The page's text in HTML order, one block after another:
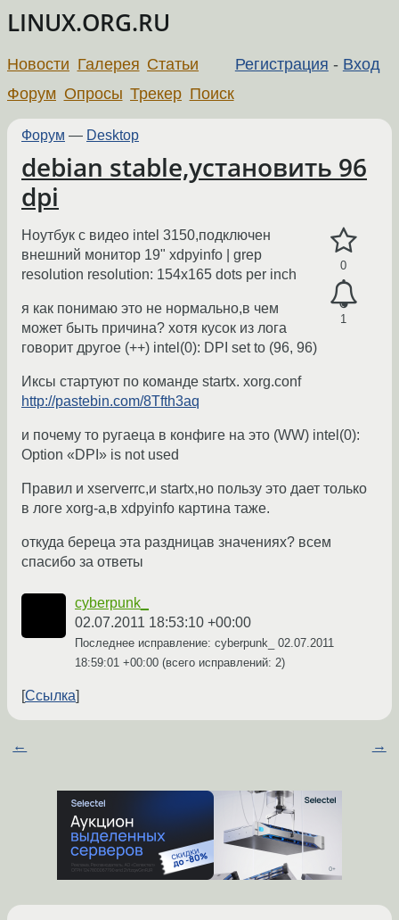
LINUX.ORG.RU
Регистрация - Вход
Новости Галерея Статьи
Форум Опросы Трекер Поиск
Форум — Desktop
debian stable,установить 96
dpi
0
1
Ноутбук с видео intel 3150,подключен
внешний монитор 19" xdpyinfo | grep
resolution resolution: 154x165 dots per inch
я как понимаю это не нормально,в чем
может быть причина? хотя кусок из лога
говорит другое (++) intel(0): DPI set to (96, 96)
Иксы стартуют по команде startx. xorg.conf
http://pastebin.com/8Tfth3aq
и почему то ругаеца в конфиге на это (WW) intel(0):
Option «DPI» is not used
Правил и xserverrc,и startx,но пользу это дает только
в логе xorg-a,в xdpyinfo картина таже.
откуда береца эта раздницав значениях? всем
спасибо за ответы
cyberpunk_
02.07.2011 18:53:10 +00:00
Последнее исправление: cyberpunk_ 02.07.2011
18:59:01 +00:00 (всего исправлений: 2)
Ссылка
← →